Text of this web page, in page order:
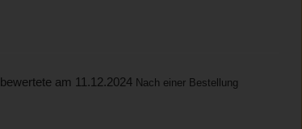
bewertete am 11.12.2024 Nach einer Bestellung